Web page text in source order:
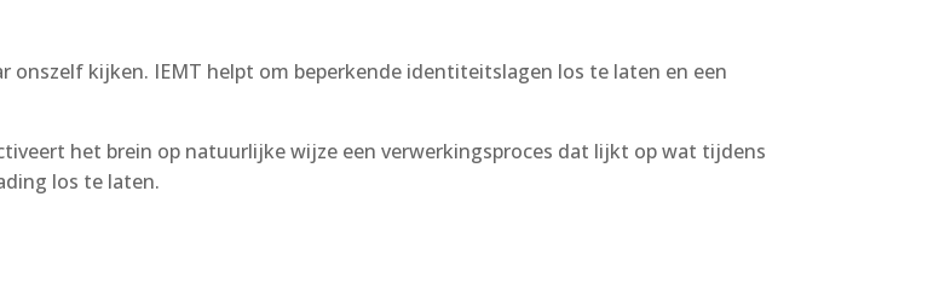
kijken. IEMT helpt om beperkende identiteitslagen los te laten en een
het brein op natuurlijke wijze een verwerkingsproces dat lijkt op wat tijdens
los te laten.